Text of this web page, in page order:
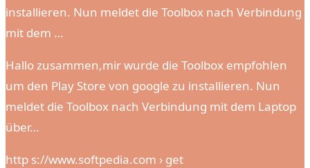
installieren. Nun meldet die Toolbox nach Verbindung
mit dem …
Hallo zusammen,mir wurde die Toolbox empfohlen
um den Play Store von google zu installieren. Nun
meldet die Toolbox nach Verbindung mit dem Laptop
über…
http s://www.softpedia.com › get